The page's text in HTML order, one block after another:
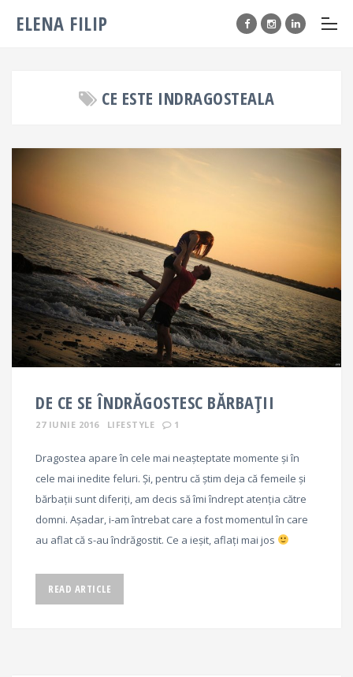
ELENA FILIP
CE ESTE INDRAGOSTEALA
DE CE SE ÎNDRĂGOSTESC BĂRBAȚII
27 IUNIE 2016 LIFESTYLE 1
Dragostea apare în cele mai neașteptate momente și în
cele mai inedite feluri. Și, pentru că știm deja că femeile și
bărbații sunt diferiți, am decis să îmi îndrept atenția către
domni. Așadar, i-am întrebat care a fost momentul în care
au aflat că s-au îndrăgostit. Ce a ieșit, aflați mai jos
READ ARTICLE